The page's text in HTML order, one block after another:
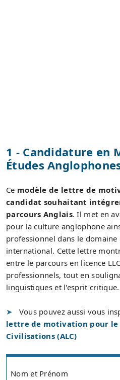
1 - Candidature en
Études
Ce modèle de lettre de
candidat souhaitant intégrer
parcours Anglais. Il met en
pour la culture anglophone
professionnel dans le
international. Cette lettre
entre le parcours en licence
professionnels, tout en
linguistiques et l'esprit critique.
Vous pouvez aussi vous
lettre de motivation pour le
Civilisations (ALC)
Nom et Prénom